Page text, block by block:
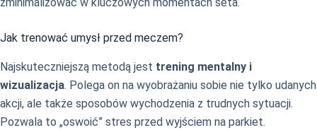
zminimalizować w kluczowych momentach seta.
Jak trenować umysł przed meczem?
Najskuteczniejszą metodą jest trening mentalny i
wizualizacja. Polega on na wyobrażaniu sobie nie tylko udanych
akcji, ale także sposobów wychodzenia z trudnych sytuacji.
Pozwala to „oswoić” stres przed wyjściem na parkiet.